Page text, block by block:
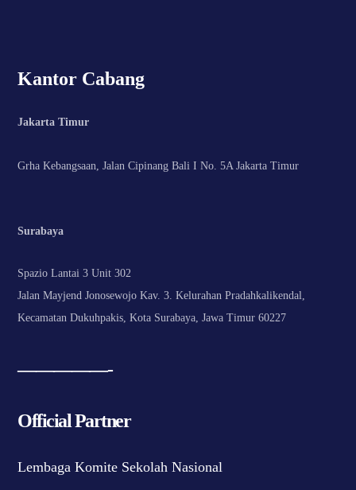
Kantor Cabang
Jakarta Timur
Grha Kebangsaan, Jalan Cipinang Bali I No. 5A Jakarta Timur
Surabaya
Spazio Lantai 3 Unit 302
Jalan Mayjend Jonosewojo Kav. 3. Kelurahan Pradahkalikendal,
Kecamatan Dukuhpakis, Kota Surabaya, Jawa Timur 60227
—————-
Official Partner
Lembaga Komite Sekolah Nasional